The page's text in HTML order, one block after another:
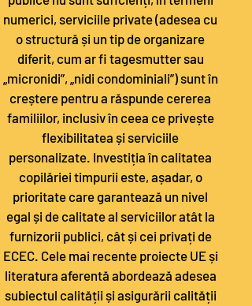
numerici, serviciile private (adesea cu
o structură și un tip de organizare
diferit, cum ar fi tagesmutter sau
„micronidi”, „nidi condominiali”) sunt în
creștere pentru a răspunde cererea
familiilor, inclusiv în ceea ce privește
flexibilitatea și serviciile
personalizate. Investiția în calitatea
copilăriei timpurii este, așadar, o
prioritate care garantează un nivel
egal și de calitate al serviciilor atât la
furnizorii publici, cât și cei privați de
ECEC. Cele mai recente proiecte UE și
literatura aferentă abordează adesea
subiectul calității și asigurării calității